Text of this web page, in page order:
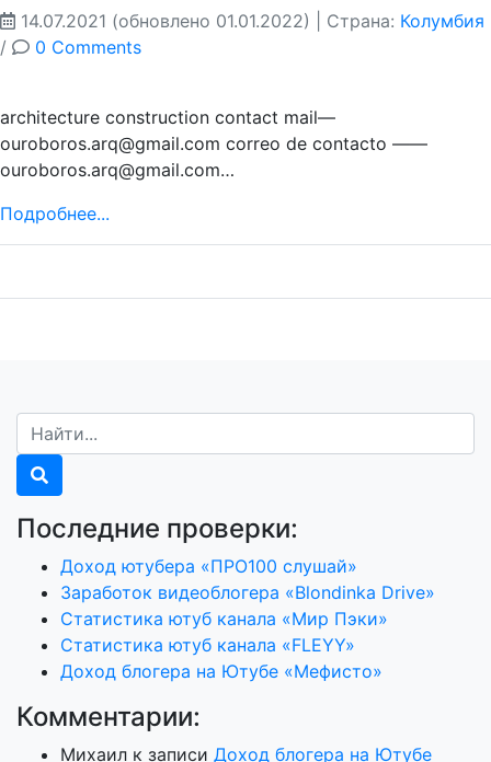
14.07.2021 (обновлено 01.01.2022) | Страна: Колумбия
/
0 Comments
architecture construction contact mail—
ouroboros.arq@gmail.com correo de contacto ——
ouroboros.arq@gmail.com…
Подробнее...
Последние проверки:
Доход ютубера «ПРО100 слушай»
Заработок видеоблогера «Blondinka Drive»
Статистика ютуб канала «Мир Пэки»
Статистика ютуб канала «FLEYY»
Доход блогера на Ютубе «Мефисто»
Комментарии:
Михаил к записи Доход блогера на Ютубе